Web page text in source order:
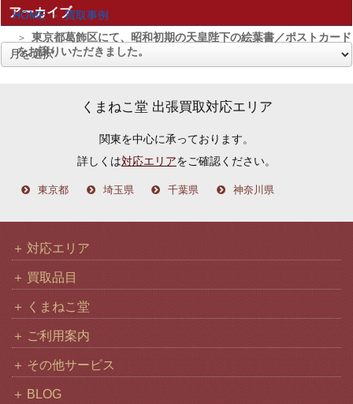
HOME
買取事例
東京都葛飾区にて、昭和初期の天皇陛下の絵葉書／ポストカード
をお譲りいただきました。
アーカイブ
くまねこ堂 出張買取対応エリア
関東を中心に承っております。
詳しくは対応エリアをご確認ください。
東京都 埼玉県 千葉県 神奈川県
対応エリア
買取品目
くまねこ堂
ご利用案内
その他サービス
BLOG